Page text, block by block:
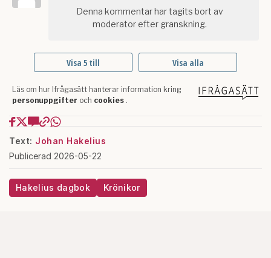
Text: Johan Hakelius
Publicerad 2026-05-22
Hakelius dagbok Krönikor